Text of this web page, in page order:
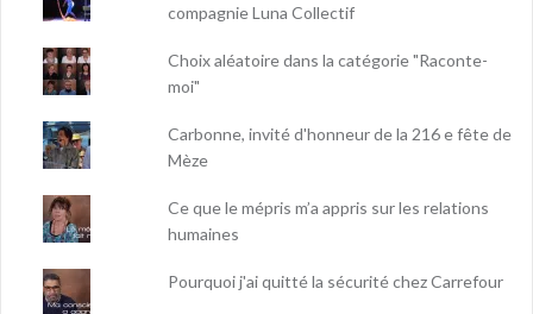
compagnie Luna Collectif
Choix aléatoire dans la catégorie "Raconte-
moi"
Carbonne, invité d'honneur de la 216 e fête de
Mèze
Ce que le mépris m’a appris sur les relations
humaines
Pourquoi j'ai quitté la sécurité chez Carrefour